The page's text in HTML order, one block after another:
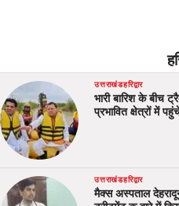
उत्तराखंडहरिद्वार
भारी बारिश के बीच
प्रभावित क्षेत्रों में
उत्तराखंडहरिद्वार
मैक्स अस्पताल